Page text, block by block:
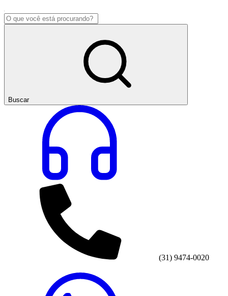
Buscar
(31) 9474-0020